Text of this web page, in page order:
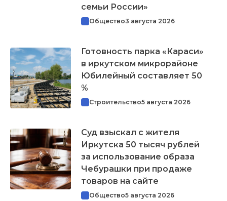
семьи России»
Общество3 августа 2026
Готовность парка «Караси»
в иркутском микрорайоне
Юбилейный составляет 50
%
Строительство5 августа 2026
Суд взыскал с жителя
Иркутска 50 тысяч рублей
за использование образа
Чебурашки при продаже
товаров на сайте
Общество5 августа 2026